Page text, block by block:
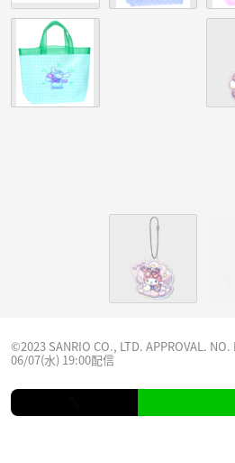
©2023 SANRIO CO., LTD. APPROVAL. NO.
06/07(水) 19:00配信